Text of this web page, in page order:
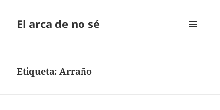
El arca de no sé
Etiqueta:Arraño